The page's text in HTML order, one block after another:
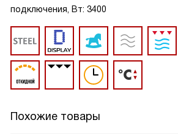
подключения, Вт: 3400
Похожие товары